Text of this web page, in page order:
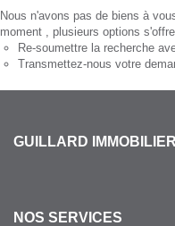
Nous n'avons pas de biens à
moment , plusieurs options
Re-soumettre la recherche
Transmettez-nous votre
GUILLARD IMMOBILIER
NOS SERVICES